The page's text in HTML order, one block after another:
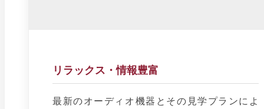
リラックス・情報豊富
最新のオーディオ機器とその見学プランによ